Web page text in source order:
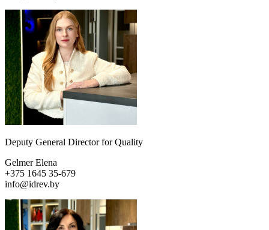
Deputy General Director for Quality
Gelmer Elena
+375 1645 35-679
info@idrev.by